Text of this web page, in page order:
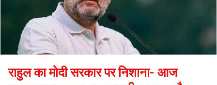
राहुल का मोदी सरकार पर निशाना- आज